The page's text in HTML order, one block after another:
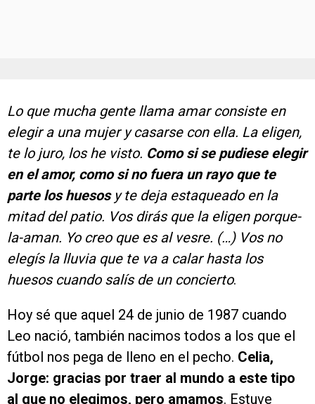
Lo que mucha gente llama amar consiste en
elegir a una mujer y casarse con ella. La eligen,
te lo juro, los he visto. Como si se pudiese elegir
en el amor, como si no fuera un rayo que te
parte los huesosy te deja estaqueado en la
mitad del patio. Vos dirás que la eligen porque-
la-aman. Yo creo que es al vesre. (…) Vos no
elegís la lluvia que te va a calar hasta los
huesos cuando salís de un concierto.
Hoy sé que aquel 24 de junio de 1987 cuando
Leo nació, también nacimos todos a los que el
fútbol nos pega de lleno en el pecho. Celia,
Jorge: gracias por traer al mundo a este tipo
al que no elegimos, pero amamos. Estuve